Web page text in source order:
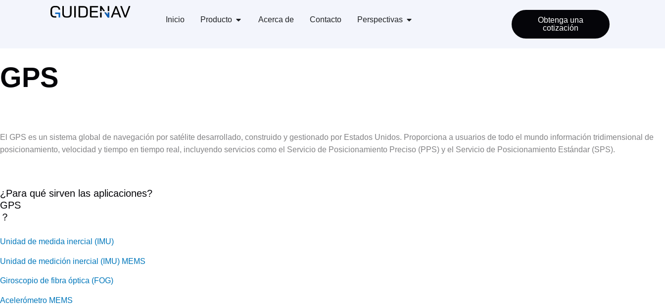
Inicio Producto Acerca de Contacto Perspectivas
Obtenga una
cotización
GPS
El GPS es un sistema global de navegación por satélite desarrollado, construido y gestionado por Estados Unidos. Proporciona a usuarios de todo el mundo información tridimensional de
posicionamiento, velocidad y tiempo en tiempo real, incluyendo servicios como el Servicio de Posicionamiento Preciso (PPS) y el Servicio de Posicionamiento Estándar (SPS).
¿Para qué sirven las aplicaciones?
GPS
？
Unidad de medida inercial (IMU)
Unidad de medición inercial (IMU) MEMS
Giroscopio de fibra óptica (FOG)
Acelerómetro MEMS